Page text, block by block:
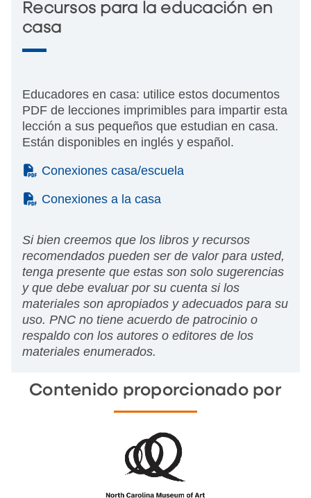
Recursos para la educación en
casa
Educadores en casa: utilice estos documentos
PDF de lecciones imprimibles para impartir esta
lección a sus pequeños que estudian en casa.
Están disponibles en inglés y español.
(PDF)
Conexiones casa/escuela
(PDF)
Conexiones a la casa
Si bien creemos que los libros y recursos
recomendados pueden ser de valor para usted,
tenga presente que estas son solo sugerencias
y que debe evaluar por su cuenta si los
materiales son apropiados y adecuados para su
uso. PNC no tiene acuerdo de patrocinio o
respaldo con los autores o editores de los
materiales enumerados.
Contenido proporcionado por